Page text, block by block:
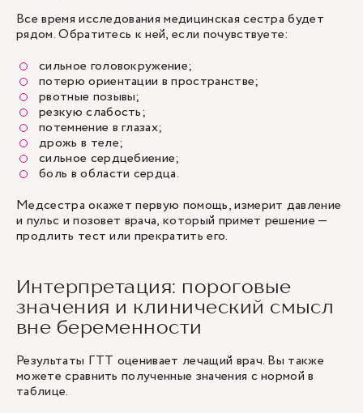
Все время исследования медицинская сестра будет
рядом. Обратитесь к ней, если почувствуете:
сильное головокружение;
потерю ориентации в пространстве;
рвотные позывы;
резкую слабость;
потемнение в глазах;
дрожь в теле;
сильное сердцебиение;
боль в области сердца.
Медсестра окажет первую помощь, измерит давление
и пульс и позовет врача, который примет решение —
продлить тест или прекратить его.
Интерпретация: пороговые
значения и клинический смысл
вне беременности
Результаты ГТТ оценивает лечащий врач. Вы также
можете сравнить полученные значения с нормой в
таблице.